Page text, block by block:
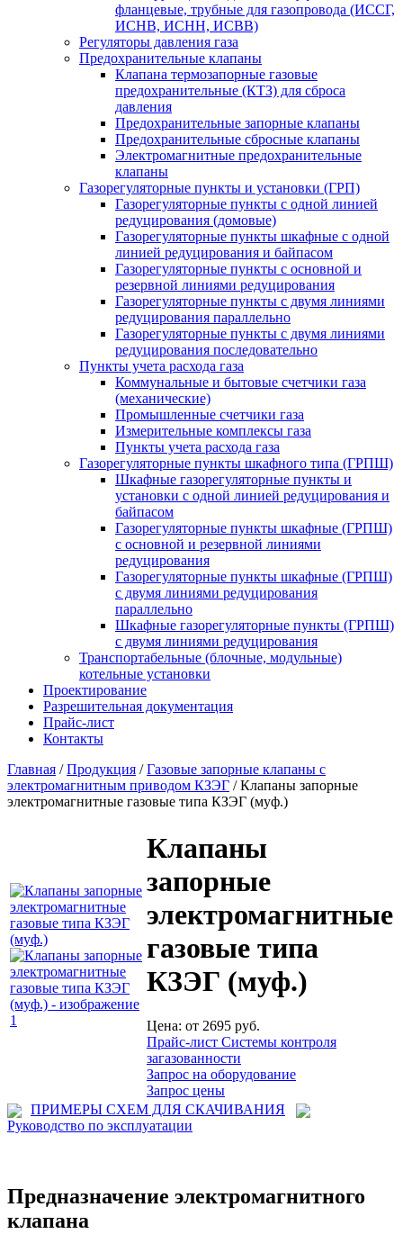
фланцевые, трубные для газопровода (ИССГ,
ИСНВ, ИСНН, ИСВВ)
Регуляторы давления газа
Предохранительные клапаны
Клапана термозапорные газовые
предохранительные (КТЗ) для сброса
давления
Предохранительные запорные клапаны
Предохранительные сбросные клапаны
Электромагнитные предохранительные
клапаны
Газорегуляторные пункты и установки (ГРП)
Газорегуляторные пункты с одной линией
редуцирования (домовые)
Газорегуляторные пункты шкафные с одной
линией редуцирования и байпасом
Газорегуляторные пункты с основной и
резервной линиями редуцирования
Газорегуляторные пункты с двумя линиями
редуцирования параллельно
Газорегуляторные пункты с двумя линиями
редуцирования последовательно
Пункты учета расхода газа
Коммунальные и бытовые счетчики газа
(механические)
Промышленные счетчики газа
Измерительные комплексы газа
Пункты учета расхода газа
Газорегуляторные пункты шкафного типа (ГРПШ)
Шкафные газорегуляторные пункты и
установки c одной линией редуцирования и
байпасом
Газорегуляторные пункты шкафные (ГРПШ)
с основной и резервной линиями
редуцирования
Газорегуляторные пункты шкафные (ГРПШ)
с двумя линиями редуцирования
параллельно
Шкафные газорегуляторные пункты (ГРПШ)
c двумя линиями редуцирования
Транспортабельные (блочные, модульные)
котельные установки
Проектирование
Разрешительная документация
Прайс-лист
Контакты
Главная / Продукция / Газовые запорные клапаны с
электромагнитным приводом КЗЭГ / Клапаны запорные
электромагнитные газовые типа КЗЭГ (муф.)
Клапаны
запорные
электромагнитные
газовые типа
КЗЭГ (муф.)
Цена: от 2695 руб.
Прайс-лист Системы контроля
загазованности
Запрос на оборудование
Запрос цены
ПРИМЕРЫ СХЕМ ДЛЯ СКАЧИВАНИЯ
Руководство по эксплуатации
Предназначение электромагнитного
клапана